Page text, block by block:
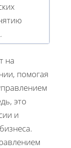
на
помогая
это
и